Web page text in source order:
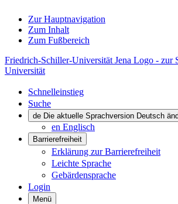
Zur Hauptnavigation
Zum Inhalt
Zum Fußbereich
Friedrich-Schiller-Universität Jena Logo - zur
Universität
Schnelleinstieg
Suche
de Die aktuelle Sprachversion Deutsch
en Englisch
Barrierefreiheit
Erklärung zur Barrierefreiheit
Leichte Sprache
Gebärdensprache
Login
Menü